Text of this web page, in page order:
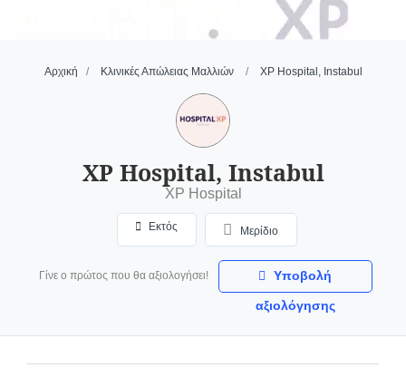
Αρχική Κλινικές Απώλειας Μαλλιών XP Hospital, Instabul
XP Hospital, Instabul
XP Hospital
Εκτός Μερίδιο
Γίνε ο πρώτος που θα αξιολογήσει! Υποβολή
αξιολόγησης